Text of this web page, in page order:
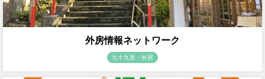
外房情報ネットワーク
九十九里・外房